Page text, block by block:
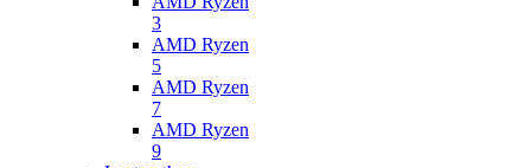
3
AMD Ryzen
5
AMD Ryzen
7
AMD Ryzen
9